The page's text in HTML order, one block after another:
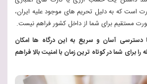
است که به دلیل تحریم های موجود علیه ایران،
مستقیم برای شما از داخل کشور فراهم نیست.
دسترسی آسان و سریع به این درگاه ها امکان
برای شما در کوتاه ترین زمان با امنیت بالا فراهم